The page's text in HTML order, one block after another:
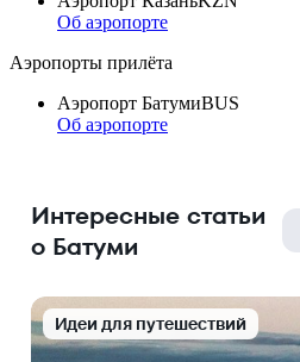
Об аэропорте
Аэропорты прилёта
Аэропорт БатумиBUS
Об аэропорте
Интересные статьи
о Батуми
Идеи для путешествий